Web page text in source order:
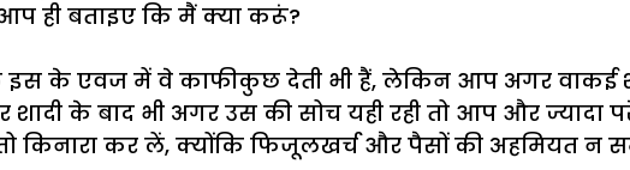
ही बताइए कि मैं क्या करूं?
के एवज में वे काफीकुछ देती भी हैं, लेकिन आप अगर वाकई
के बाद भी अगर उस की सोच यही रही तो आप और ज्यादा
कर लें, क्योंकि फिजूलखर्च और पैसों की अहमियत न